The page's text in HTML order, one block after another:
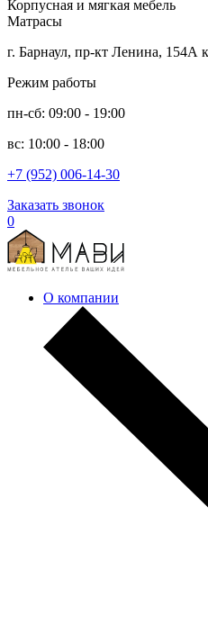
Корпусная и мягкая мебель
Матрасы
г. Барнаул, пр-кт Ленина, 154А
Режим работы
пн-сб: 09:00 - 19:00
вс: 10:00 - 18:00
+7 (952) 006-14-30
Заказать звонок
0
О компании